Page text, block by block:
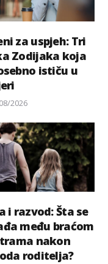
za uspjeh: Tri
Zodijaka koja
ističu u
2026
i razvod: Šta se
među braćom
nakon
roditelja?